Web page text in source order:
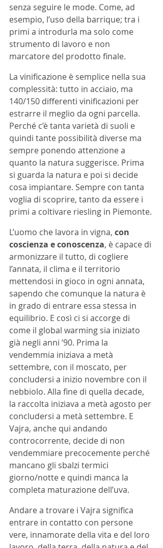
senza seguire le mode. Come, ad
esempio, l’uso della barrique; tra i
primi a introdurla ma solo come
strumento di lavoro e non
marcatore del prodotto finale.
La vinificazione è semplice nella sua
complessità: tutto in acciaio, ma
140/150 differenti vinificazioni per
estrarre il meglio da ogni parcella.
Perché c’è tanta varietà di suoli e
quindi tante possibilità diverse ma
sempre ponendo attenzione a
quanto la natura suggerisce. Prima
si guarda la natura e poi si decide
cosa impiantare. Sempre con tanta
voglia di scoprire, tanto da essere i
primi a coltivare riesling in Piemonte.
L’uomo che lavora in vigna, con
coscienza e conoscenza, è capace di
armonizzare il tutto, di cogliere
l’annata, il clima e il territorio
mettendosi in gioco in ogni annata,
sapendo che comunque la natura è
in grado di entrare essa stessa in
equilibrio. E così ci si accorge di
come il global warming sia iniziato
già negli anni ’90. Prima la
vendemmia iniziava a metà
settembre, con il moscato, per
concludersi a inizio novembre con il
nebbiolo. Alla fine di quella decade,
la raccolta iniziava a metà agosto per
concludersi a metà settembre. E
Vajra, anche qui andando
controcorrente, decide di non
vendemmiare precocemente perché
mancano gli sbalzi termici
giorno/notte e quindi manca la
completa maturazione dell’uva.
Andare a trovare i Vajra significa
entrare in contatto con persone
vere, innamorate della vita e del loro